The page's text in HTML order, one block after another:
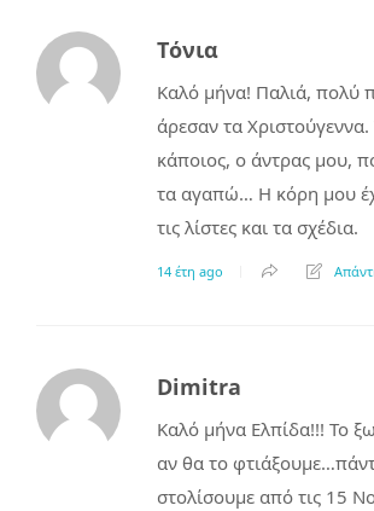
Τόνια
Καλό μήνα! Παλιά, πολύ
άρεσαν τα
κάποιος, ο άντρας μου,
τα αγαπώ… Η κόρη μου
τις λίστες και τα σχέδια.
14 έτη ago
Dimitra
Καλό μήνα Ελπίδα!!! Το
αν θα το
στολίσουμε από τις 15